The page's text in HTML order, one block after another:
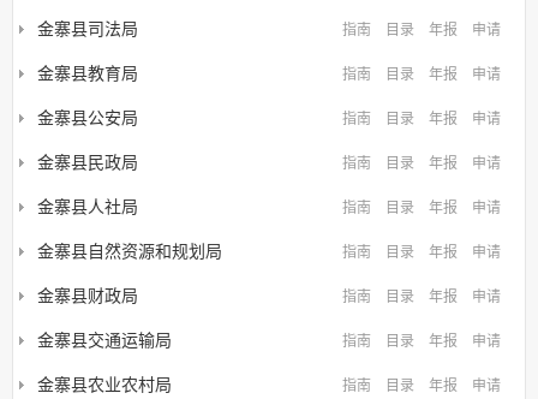
指南 目录 年报 申请
金寨县司法局
指南 目录 年报 申请
金寨县教育局
指南 目录 年报 申请
金寨县公安局
指南 目录 年报 申请
金寨县民政局
指南 目录 年报 申请
金寨县人社局
指南 目录 年报 申请
金寨县自然资源和规划局
指南 目录 年报 申请
金寨县财政局
指南 目录 年报 申请
金寨县交通运输局
指南 目录 年报 申请
金寨县农业农村局